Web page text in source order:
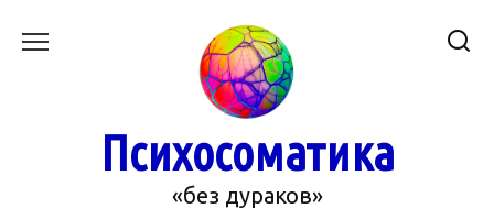
Психосоматика
«без дураков»